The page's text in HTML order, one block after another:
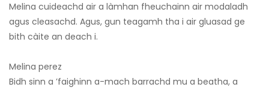
Melina cuideachd air a làmhan fheuchainn air modaladh
agus cleasachd. Agus, gun teagamh tha i air gluasad ge
bith càite an deach i.
Melina perez
Bidh sinn a ’faighinn a-mach barrachd mu a beatha, a